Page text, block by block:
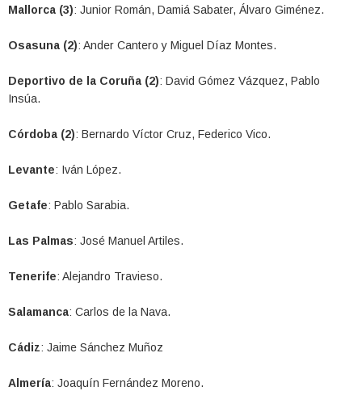
Mallorca (3): Junior Román, Damiá Sabater, Álvaro Giménez.
Osasuna (2): Ander Cantero y Miguel Díaz Montes.
Deportivo de la Coruña (2): David Gómez Vázquez, Pablo
Insúa.
Córdoba (2): Bernardo Víctor Cruz, Federico Vico.
Levante: Iván López.
Getafe: Pablo Sarabia.
Las Palmas: José Manuel Artiles.
Tenerife: Alejandro Travieso.
Salamanca: Carlos de la Nava.
Cádiz: Jaime Sánchez Muñoz
Almería: Joaquín Fernández Moreno.